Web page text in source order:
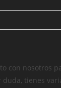
con nosotros
tienes